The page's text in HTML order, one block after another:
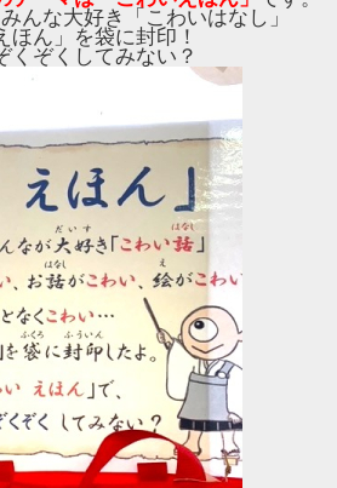
んな大好き「こわいはなし」
ん」を袋に封印！
ぞくしてみない？